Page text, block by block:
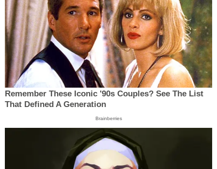
Remember These Iconic '90s Couples? See The List
That Defined A Generation
Brainberries